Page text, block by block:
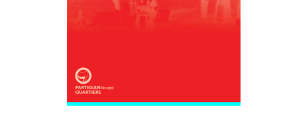
MSM
MOBILITAZIONI